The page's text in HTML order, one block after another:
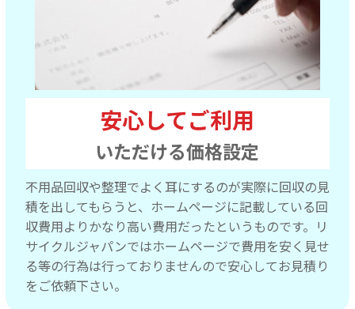
安心してご利用
いただける価格設定
不用品回収や整理でよく耳にするのが実際に回収の見
積を出してもらうと、ホームページに記載している回
収費用よりかなり高い費用だったというものです。リ
サイクルジャパンではホームページで費用を安く見せ
る等の行為は行っておりませんので安心してお見積り
をご依頼下さい。